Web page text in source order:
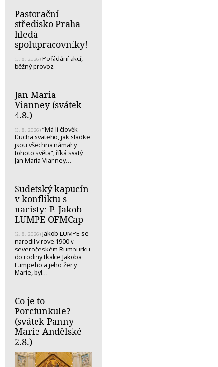
Pastorační
středisko Praha
hledá
spolupracovníky!
(3. 8. 2026) Pořádání akcí,
běžný provoz.
Jan Maria
Vianney (svátek
4.8.)
(3. 8. 2026) “Má-li člověk
Ducha svatého, jak sladké
jsou všechna námahy
tohoto světa“, říká svatý
Jan Maria Vianney…
Sudetský kapucín
v konfliktu s
nacisty: P. Jakob
LUMPE OFMCap
(2. 8. 2026) Jakob LUMPE se
narodil v rove 1900 v
severočeském Rumburku
do rodiny tkalce Jakoba
Lumpeho a jeho ženy
Marie, byl…
Co je to
Porciunkule?
(svátek Panny
Marie Andělské
2.8.)